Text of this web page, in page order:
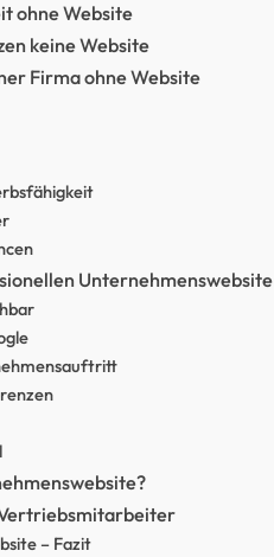
ohne Website
keine Website
Firma ohne Website
Unternehmenswebsite
– Fazit